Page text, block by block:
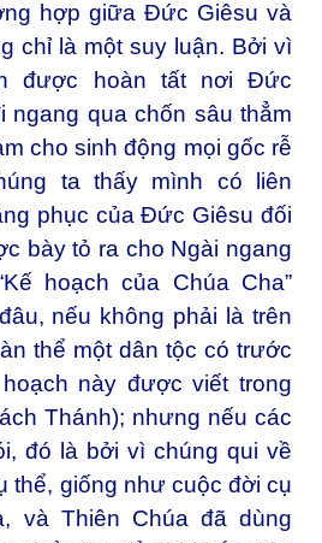
hợp giữa Đức Giêsu và
chỉ là một suy luận. Bởi vì
được hoàn tất nơi Đức
ngang qua chốn sâu thẳm
cho sinh động mọi gốc rễ
ta thấy mình có liên
phục của Đức Giêsu đối
bày tỏ ra cho Ngài ngang
hoạch của Chúa Cha”
nếu không phải là trên
thể một dân tộc có trước
này được viết trong
Thánh); nhưng nếu các
đó là bởi vì chúng qui về
thể, giống như cuộc đời cụ
và Thiên Chúa đã dùng